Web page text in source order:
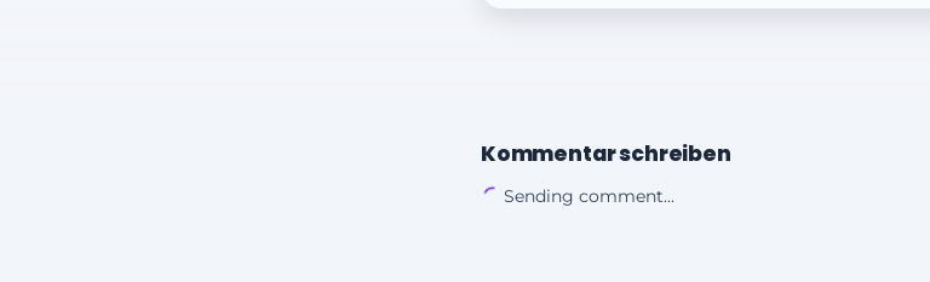
Kommentar schreiben
Sending comment...